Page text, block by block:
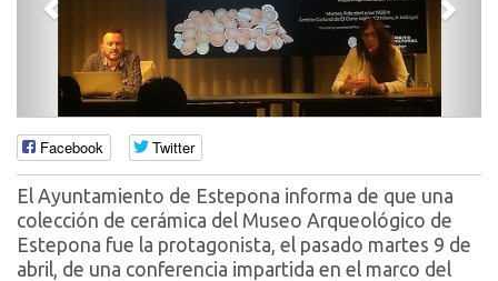
Facebook Twitter
El Ayuntamiento de Estepona informa de que una
colección de cerámica del Museo Arqueológico de
Estepona fue la protagonista, el pasado martes 9 de
abril, de una conferencia impartida en el marco del